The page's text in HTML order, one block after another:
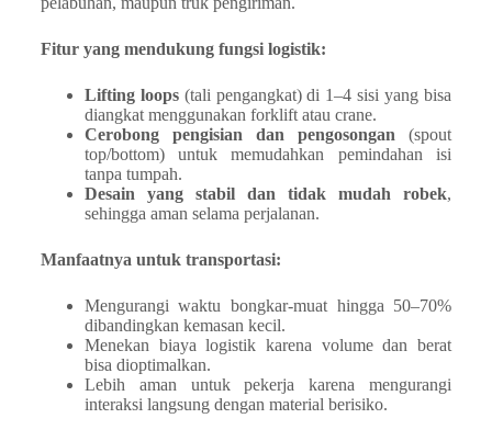
Fitur yang mendukung fungsi logistik:
Lifting loops(tali pengangkat) di 1–4 sisi yang bisa
diangkat menggunakan forklift atau crane.
Cerobong pengisian dan pengosongan (spout
top/bottom) untuk memudahkan pemindahan isi
tanpa tumpah.
Desain yang stabil dan tidak mudah robek,
sehingga aman selama perjalanan.
Manfaatnya untuk transportasi:
Mengurangi waktu bongkar-muat hingga 50–70%
dibandingkan kemasan kecil.
Menekan biaya logistik karena volume dan berat
bisa dioptimalkan.
Lebih aman untuk pekerja karena mengurangi
interaksi langsung dengan material berisiko.